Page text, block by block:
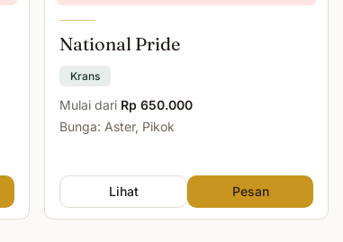
National Pride
Krans
Mulai dari Rp 650.000
Bunga: Aster, Pikok
Lihat Pesan